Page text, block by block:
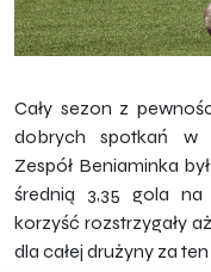
Cały sezon z
dobrych spotkań w
Zespół Beniaminka
średnią 3,35 gola na
korzyść rozstrzygały
dla całej drużyny za